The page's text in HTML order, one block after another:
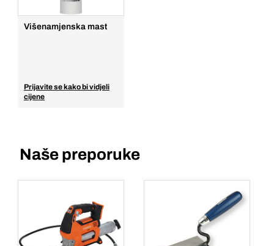
Dodaj u košaricu
Višenamjenska mast
Prijavite se kako bi vidjeli
cijene
Naše preporuke